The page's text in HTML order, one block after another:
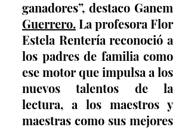
Guerrero.La profesora Flor
Estela Rentería reconoció a
los padres de familia como
ese motor que impulsa a los
nuevos talentos de la
lectura, a los maestros y
maestras como sus mejores